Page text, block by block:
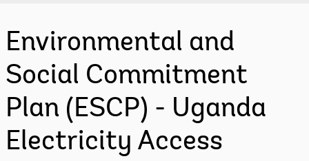
Environmental and
Social Commitment
Plan (ESCP) - Uganda
Electricity Access